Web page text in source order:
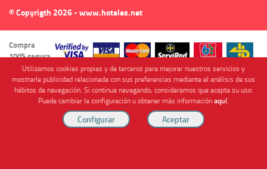
© Copyrigth 2026 - www.hoteles.net
Compra
100% segura
Cofinanciado por
Utilizamos cookies propias y de terceros para mejorar nuestros servicios y
mostrarle publicidad relacionada con sus preferencias mediante el análisis de sus
hábitos de navegación. Si continua navegando, consideramos que acepta su uso.
Puede cambiar la configuración u obtener más informaciónaquí.